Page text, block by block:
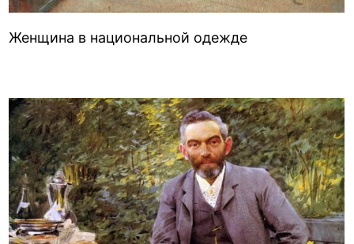
Женщина в национальной одежде